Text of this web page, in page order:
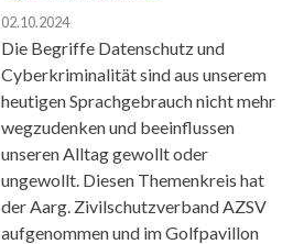
02.10.2024
Die Begriffe Datenschutz und
Cyberkriminalität sind aus unserem
heutigen Sprachgebrauch nicht mehr
wegzudenken und beeinflussen
unseren Alltag gewollt oder
ungewollt. Diesen Themenkreis hat
der Aarg. Zivilschutzverband AZSV
aufgenommen und im Golfpavillon